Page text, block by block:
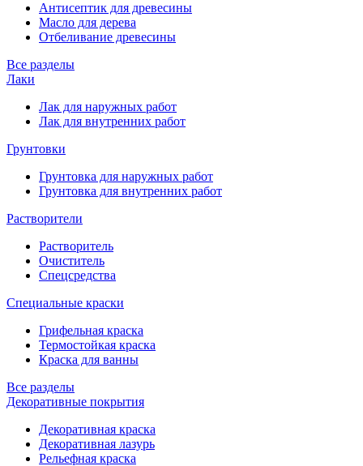
Антисептик для древесины
Масло для дерева
Отбеливание древесины
Все разделы
Лаки
Лак для наружных работ
Лак для внутренних работ
Грунтовки
Грунтовка для наружных работ
Грунтовка для внутренних работ
Растворители
Растворитель
Очиститель
Спецсредства
Специальные краски
Грифельная краска
Термостойкая краска
Краска для ванны
Все разделы
Декоративные покрытия
Декоративная краска
Декоративная лазурь
Рельефная краска